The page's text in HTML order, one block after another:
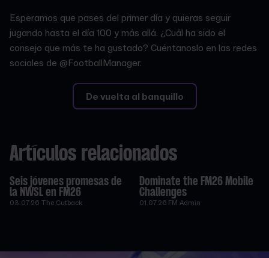
Esperamos que pases del primer día y quieras seguir
jugando hasta el día 100 y más allá. ¿Cuál ha sido el
consejo que más te ha gustado? Cuéntanoslo en las redes
sociales de @FootballManager.
De vuelta al banquillo
Artículos relacionados
Seis jóvenes promesas de
la NWSL en FM26
03.07.26 The Cutback
Dominate the FM26 Mobile
Challenges
01.07.26 FM Admin